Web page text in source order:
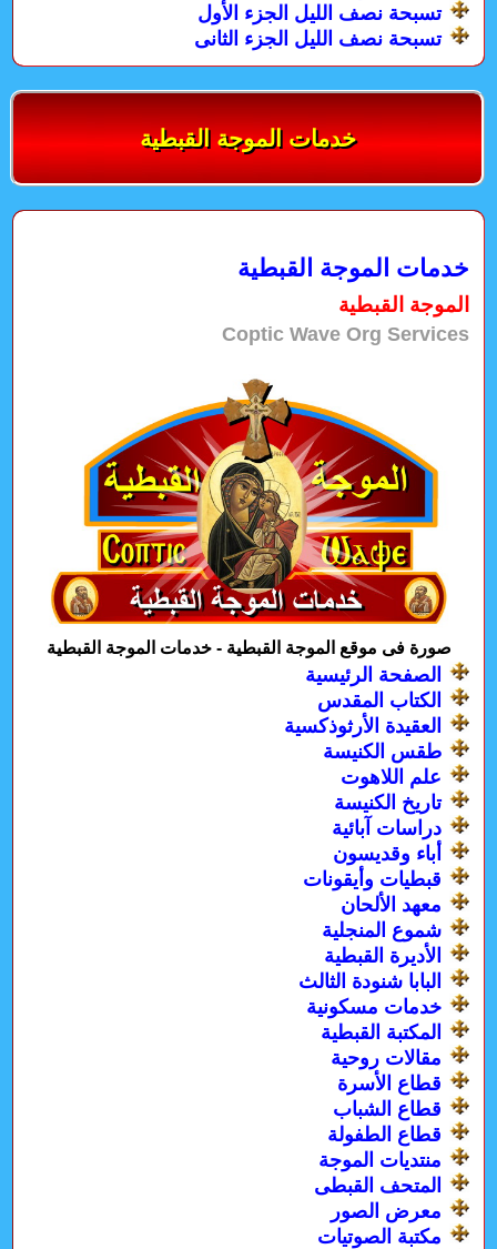
تسبحة نصف الليل الجزء الأول
تسبحة نصف الليل الجزء الثانى
خدمات الموجة القبطية
خدمات الموجة القبطية
الموجة القبطية
Coptic Wave Org Services
صورة فى موقع الموجة القبطية - خدمات الموجة القبطية
الصفحة الرئيسية
الكتاب المقدس
العقيدة الأرثوذكسية
طقس الكنيسة
علم اللاهوت
تاريخ الكنيسة
دراسات آبائية
أباء وقديسون
قبطيات وأيقونات
معهد الألحان
شموع المنجلية
الأديرة القبطية
البابا شنودة الثالث
خدمات مسكونية
المكتبة القبطية
مقالات روحية
قطاع الأسرة
قطاع الشباب
قطاع الطفولة
منتديات الموجة
المتحف القبطى
معرض الصور
مكتبة الصوتيات